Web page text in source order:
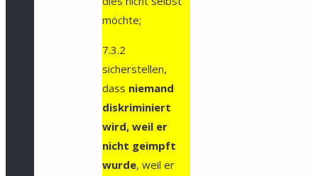
möchte;
7.3.2
sicherstellen,
dass niemand
diskriminiert
wird, weil er
nicht geimpft
wurde, weil er